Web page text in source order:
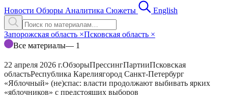
Новости Обзоры Аналитика Сюжеты English
Запорожская область ×Псковская область ×
Все материалы— 1
22 апреля 2026 г.ОбзорыПрессингПартииПсковская
областьРеспублика Карелиягород Санкт-Петербург
«Яблочный» (не)спас: власти продолжают выбивать ярких
«яблочников» с предстоящих выборов